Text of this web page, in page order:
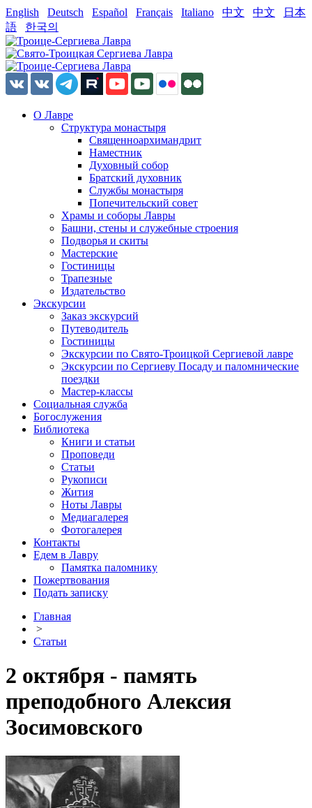
English Deutsch Español Français Italiano 中文 中文
日本
語
한국의
О Лавре
Структура монастыря
Священноархимандрит
Наместник
Духовный собор
Братский духовник
Службы монастыря
Попечительский совет
Храмы и соборы Лавры
Башни, стены и служебные строения
Подворья и скиты
Мастерские
Гостиницы
Трапезные
Издательство
Экскурсии
Заказ экскурсий
Путеводитель
Гостиницы
Экскурсии по Свято-Троицкой Сергиевой лавре
Экскурсии по Сергиеву Посаду и паломнические
поездки
Мастер-классы
Социальная служба
Богослужения
Библиотека
Книги и статьи
Проповеди
Статьи
Рукописи
Жития
Ноты Лавры
Медиагалерея
Фотогалерея
Контакты
Едем в Лавру
Памятка паломнику
Пожертвования
Подать записку
Главная
>
Статьи
2 октября - память
преподобного Алексия
Зосимовского